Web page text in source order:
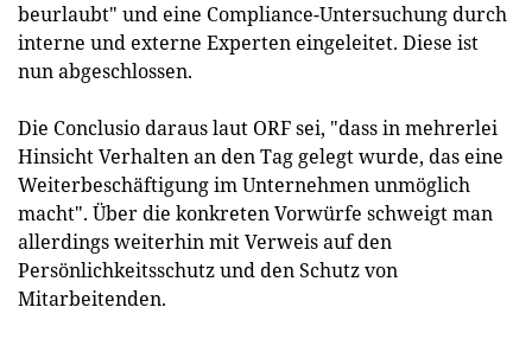
beurlaubt" und eine Compliance-Untersuchung durch
interne und externe Experten eingeleitet. Diese ist
nun abgeschlossen.
Die Conclusio daraus laut ORF sei, "dass in mehrerlei
Hinsicht Verhalten an den Tag gelegt wurde, das eine
Weiterbeschäftigung im Unternehmen unmöglich
macht". Über die konkreten Vorwürfe schweigt man
allerdings weiterhin mit Verweis auf den
Persönlichkeitsschutz und den Schutz von
Mitarbeitenden.